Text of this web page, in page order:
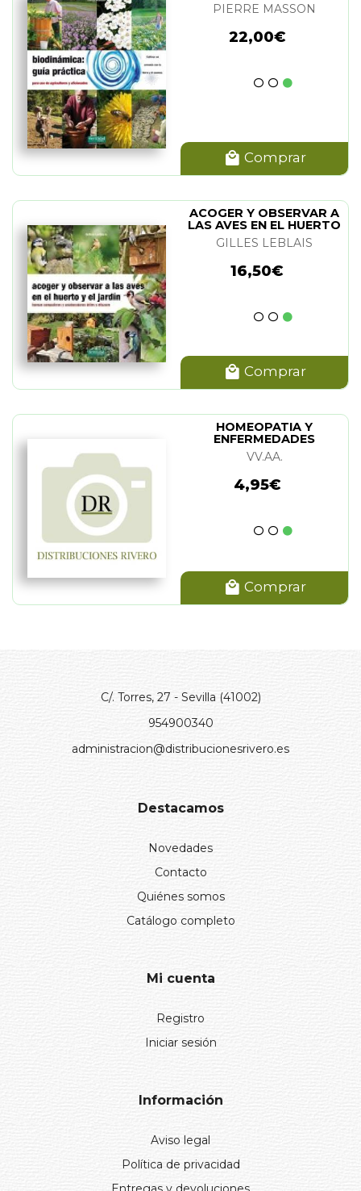
PIERRE MASSON
22,00€
Comprar
ACOGER Y OBSERVAR A
LAS AVES EN EL HUERTO
Y EL JARDIN
GILLES LEBLAIS
16,50€
Comprar
HOMEOPATIA Y
ENFERMEDADES
(LAMINA)
VV.AA.
4,95€
Comprar
C/. Torres, 27 - Sevilla (41002)
954900340
administracion@distribucionesrivero.es
Destacamos
Novedades
Contacto
Quiénes somos
Catálogo completo
Mi cuenta
Registro
Iniciar sesión
Información
Aviso legal
Política de privacidad